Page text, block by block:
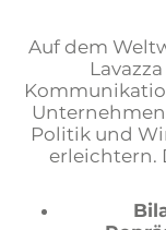
Auf dem
Lavazza
Politik und
erleichtern.